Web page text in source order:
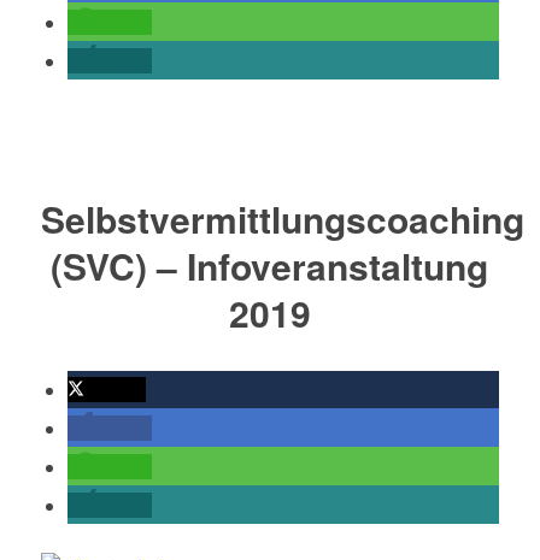
Selbstvermittlungscoaching
(SVC) – Infoveranstaltung
2019